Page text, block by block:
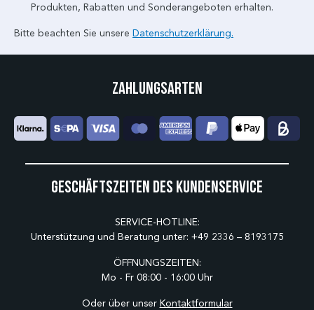
Produkten, Rabatten und Sonderangeboten erhalten.
Bitte beachten Sie unsere Datenschutzerklärung.
Geschäftszeiten des Kundenservice
SERVICE-HOTLINE:
Unterstützung und Beratung unter: +49 2336 – 8193175
ÖFFNUNGSZEITEN:
Mo - Fr 08:00 - 16:00 Uhr
Oder über unser Kontaktformular
Zahlungsarten